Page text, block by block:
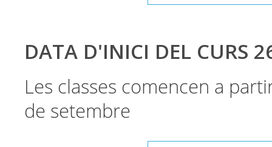
DATA D'INICI DEL CURS
Les classes comencen a
de setembre